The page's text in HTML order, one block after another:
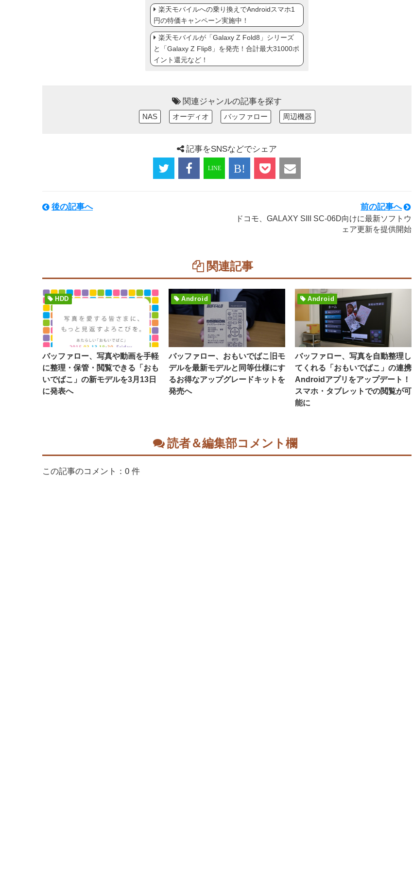
楽天モバイルへの乗り換えでAndroidスマホ1
円の特価キャンペーン実施中！
楽天モバイルが「Galaxy Z Fold8」シリーズ
と「Galaxy Z Flip8」を発売！合計最大31000ポ
イント還元など！
関連ジャンルの記事を探す
NAS オーディオ バッファロー 周辺機器
記事をSNSなどでシェア
後の記事へ 前の記事へ
ドコモ、GALAXY SIII SC-06D向けに最新ソフトウ
ェア更新を提供開始
関連記事
HDD
バッファロー、写真や動画を手軽
に整理・保管・閲覧できる「おも
いでばこ」の新モデルを3月13日
に発表へ
Android
バッファロー、おもいでばこ旧モ
デルを最新モデルと同等仕様にす
るお得なアップグレードキットを
発売へ
Android
バッファロー、写真を自動整理し
てくれる「おもいでばこ」の連携
Androidアプリをアップデート！
スマホ・タブレットでの閲覧が可
能に
読者＆編集部コメント欄
この記事のコメント：0 件